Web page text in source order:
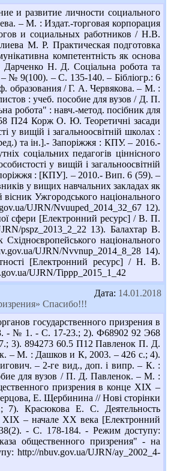
и развитие личности социального
– М. : Издат.-торговая корпорация
и социальных работников / Н.В.
М. Р. Практическая подготовка
компетентність як основа
Н. Д. Соціальна робота та
№ 9(100). – С. 135-140. – Бібліогр.: 6
образования / Г. А. Червякова. – М. :
: учеб. пособие для вузов / Д. П.
робота" : навч.-метод. посібник для
П24 Корж О. Ю. Теоретичні засади
у вищій і загальноосвітній школах :
та ін.].- Запоріжжя : КПУ. – 2016.-
соціальних педагогів ціннісного
у вищій і загальноосвітній
: [КПУ]. – 2010.- Вип. 6 (59). –
у вищих навчальних закладах як
Ужгородського національного
UJRN/Nvuuped_2014_32_67 12).
сфери [Електронний ресурс] / В. П.
pspz_2013_2_22 13). Балахтар В.
національного
UJRN/Nvvnup_2014_8_28 14).
[Електронний ресурс] / Н. В.
UJRN/Tippp_2015_1_42
Дата: 14.01.2018
Спасибо!!!
государственного призрения в
- № 1. - С. 17-23.; 2). Ф68902 92 Э68
3). 894273 60.5 П12 Павленок П. Д.
– М. : Дашков и К, 2003. – 426 с.; 4).
– 2-ге вид., доп. і випр. – К. :
для вузов / П. Д. Павленок. – М. :
призрения в конце ХІХ –
Е. Щербинина // Нові сторінки
7). Красюкова Е. С. Деятельность
XIX – начале XX века [Електронний
38(2). - С. 178-184. - Режим доступу:
общественного призрения" - на
http://nbuv.gov.ua/UJRN/ay_2002_4-